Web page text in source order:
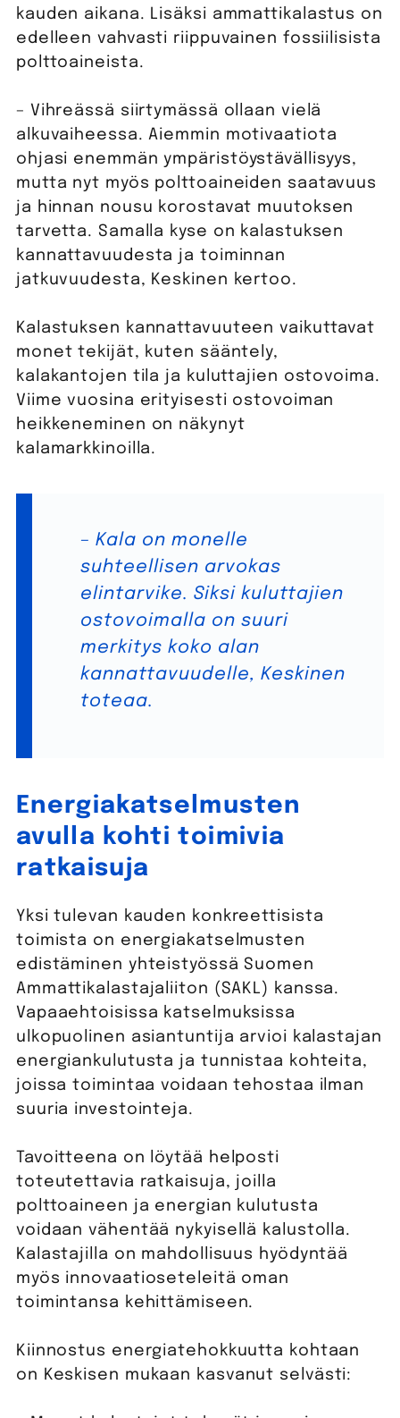
kauden aikana. Lisäksi ammattikalastus on
edelleen vahvasti riippuvainen fossiilisista
polttoaineista.
– Vihreässä siirtymässä ollaan vielä
alkuvaiheessa. Aiemmin motivaatiota
ohjasi enemmän ympäristöystävällisyys,
mutta nyt myös polttoaineiden saatavuus
ja hinnan nousu korostavat muutoksen
tarvetta. Samalla kyse on kalastuksen
kannattavuudesta ja toiminnan
jatkuvuudesta, Keskinen kertoo.
Kalastuksen kannattavuuteen vaikuttavat
monet tekijät, kuten sääntely,
kalakantojen tila ja kuluttajien ostovoima.
Viime vuosina erityisesti ostovoiman
heikkeneminen on näkynyt
kalamarkkinoilla.
– Kala on monelle
suhteellisen arvokas
elintarvike. Siksi kuluttajien
ostovoimalla on suuri
merkitys koko alan
kannattavuudelle, Keskinen
toteaa.
Energiakatselmusten
avulla kohti toimivia
ratkaisuja
Yksi tulevan kauden konkreettisista
toimista on energiakatselmusten
edistäminen yhteistyössä Suomen
Ammattikalastajaliiton (SAKL) kanssa.
Vapaaehtoisissa katselmuksissa
ulkopuolinen asiantuntija arvioi kalastajan
energiankulutusta ja tunnistaa kohteita,
joissa toimintaa voidaan tehostaa ilman
suuria investointeja.
Tavoitteena on löytää helposti
toteutettavia ratkaisuja, joilla
polttoaineen ja energian kulutusta
voidaan vähentää nykyisellä kalustolla.
Kalastajilla on mahdollisuus hyödyntää
myös innovaatioseteleitä oman
toimintansa kehittämiseen.
Kiinnostus energiatehokkuutta kohtaan
on Keskisen mukaan kasvanut selvästi: